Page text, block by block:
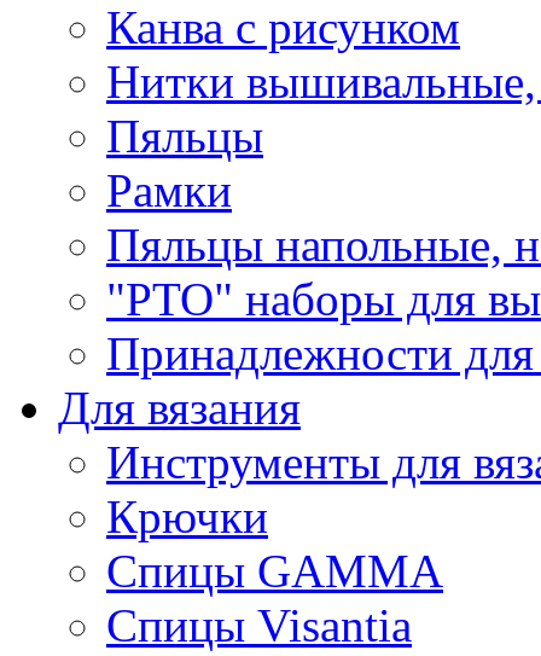
Канва с рисунком
Нитки
Пяльцы
Рамки
Пяльцы напольные,
"РТО" наборы для
Принадлежности
Для вязания
Инструменты для
Крючки
Спицы GAMMA
Спицы Visantia